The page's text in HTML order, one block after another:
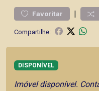
Favoritar |
Compartilhe:
DISPONÍVEL
Imóvel disponível.